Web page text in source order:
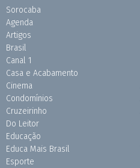
Sorocaba
Agenda
Artigos
Brasil
Canal 1
Casa e Acabamento
Cinema
Condomínios
Cruzeirinho
Do Leitor
Educação
Educa Mais Brasil
Esporte